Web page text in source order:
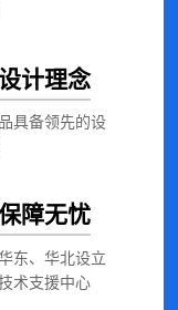
计理念
具备领先的设
障无忧
东、华北设立
术支援中心